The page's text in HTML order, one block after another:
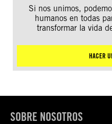
Si nos unimos,
humanos en todas
transformar la vida
HACER
SOBRE NOSOTROS